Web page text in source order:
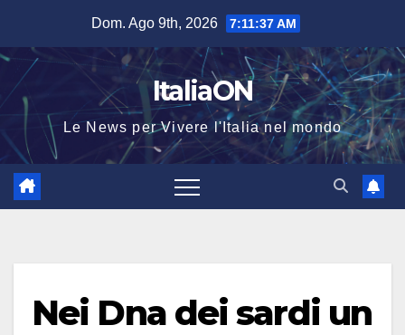
contenuto
Dom. Ago 9th, 2026 7:11:38 AM
ItaliaON
Le News per Vivere l'Italia nel mondo
Nei Dna dei sardi un